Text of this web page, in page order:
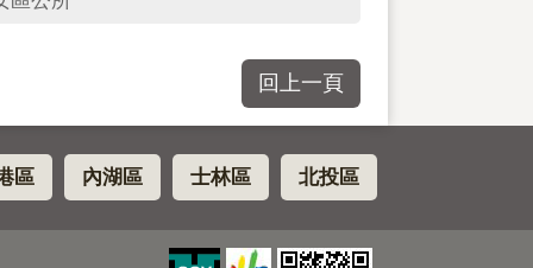
回上一頁
區 內湖區 士林區 北投區